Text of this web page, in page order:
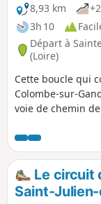
8,93 km
3h 10
Départ à
(Loire)
Cette boucle qui
Colombe-sur-
voie de chemin
vertigineux Pont
et de 50 m de
panneaux "Sur
forêt le balisage
"Terre de
Le circuit
Saint-